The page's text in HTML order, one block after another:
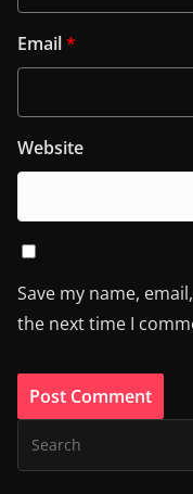
Email*
Website
Save my name,
the next time I